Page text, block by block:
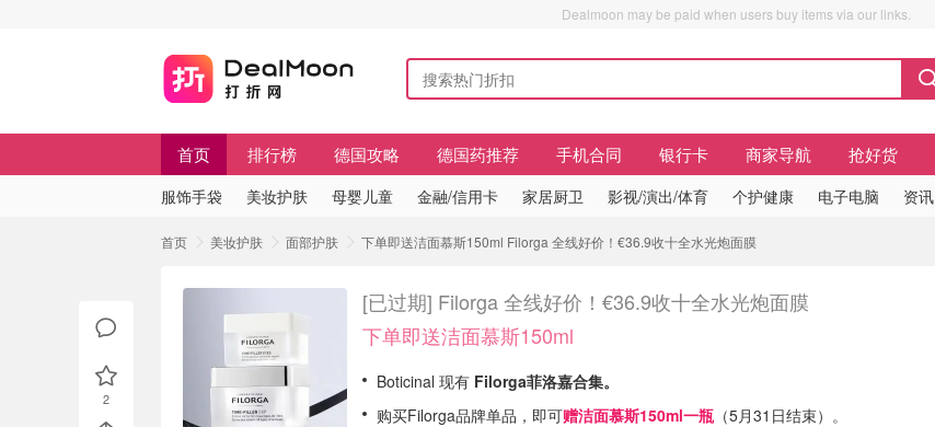
Dealmoon may be paid when users buy items via our links.
首页 排行榜 德国攻略 德国药推荐 手机合同 银行卡 商家导航 抢好货
服饰手袋 美妆护肤 母婴儿童 金融/信用卡 家居厨卫 影视/演出/体育 个护健康 电子电脑 资讯
首页 美妆护肤 面部护肤 下单即送洁面慕斯150ml Filorga 全线好价！€36.9收十全水光炮面膜
[已过期] Filorga 全线好价！€36.9收十全水光炮面膜
下单即送洁面慕斯150ml
Boticinal 现有 Filorga菲洛嘉合集。
购买Filorga品牌单品，即可赠洁面慕斯150ml一瓶 （5月31日结束）。
2